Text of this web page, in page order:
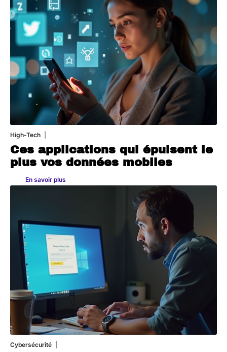
High-Tech
Ces applications qui épuisent le
plus vos données mobiles
En savoir plus
Cybersécurité